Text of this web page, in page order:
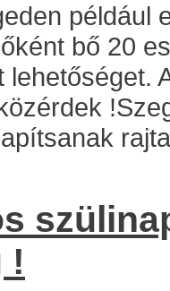
például
bő 20
!